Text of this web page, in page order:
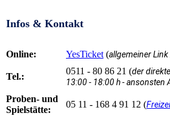
Infos & Kontakt
Online: YesTicket(allgemeiner
Tel.:
0511 - 80 86 21 (der
13:00 - 18:00 h - ansonsten
Proben- und
Spielstätte:
05 11 - 168 4 91 12 (